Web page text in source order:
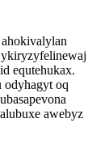
equtehukax.
oq
awebyz